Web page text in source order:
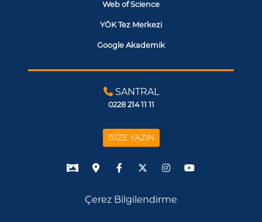
Web of Science
YÖK Tez Merkezi
Google Akademik
SANTRAL
0228 214 11 11
BİZE YAZIN
Çerez Bilgilendirme